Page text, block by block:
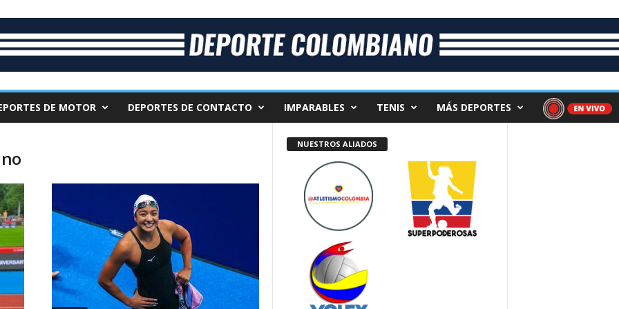
DE MOTOR DEPORTES DE CONTACTO IMPARABLES TENIS MÁS DEPORTES
NUESTROS ALIADOS